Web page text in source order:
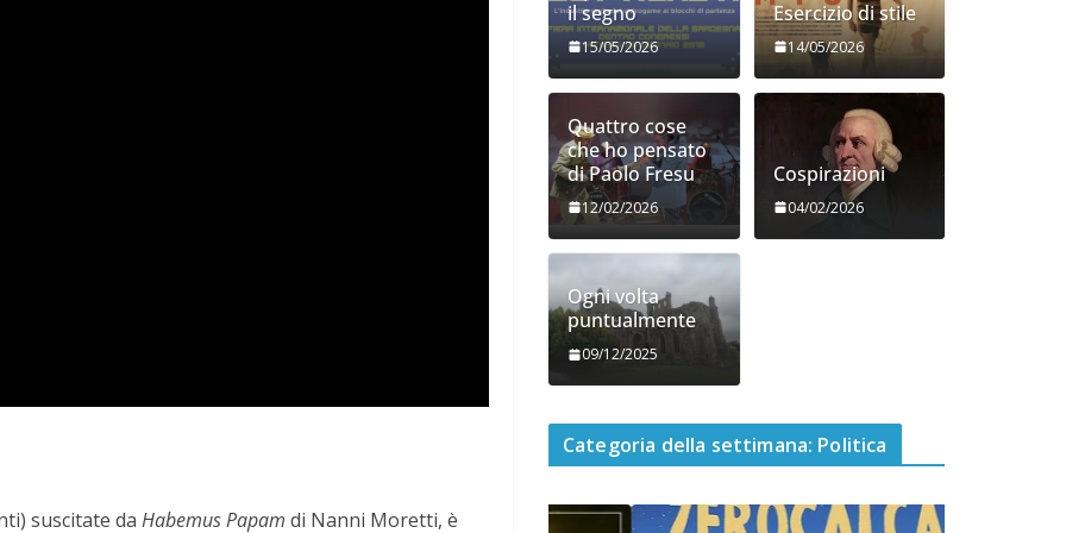
suscitate da Habemus Papam di Nanni Moretti, è
il segno
15/05/2026
Esercizio di stile
14/05/2026
Quattro cose
che ho pensato
di Paolo Fresu
12/02/2026
Cospirazioni
04/02/2026
Ogni volta
puntualmente
09/12/2025
Categoria della settimana: Politica